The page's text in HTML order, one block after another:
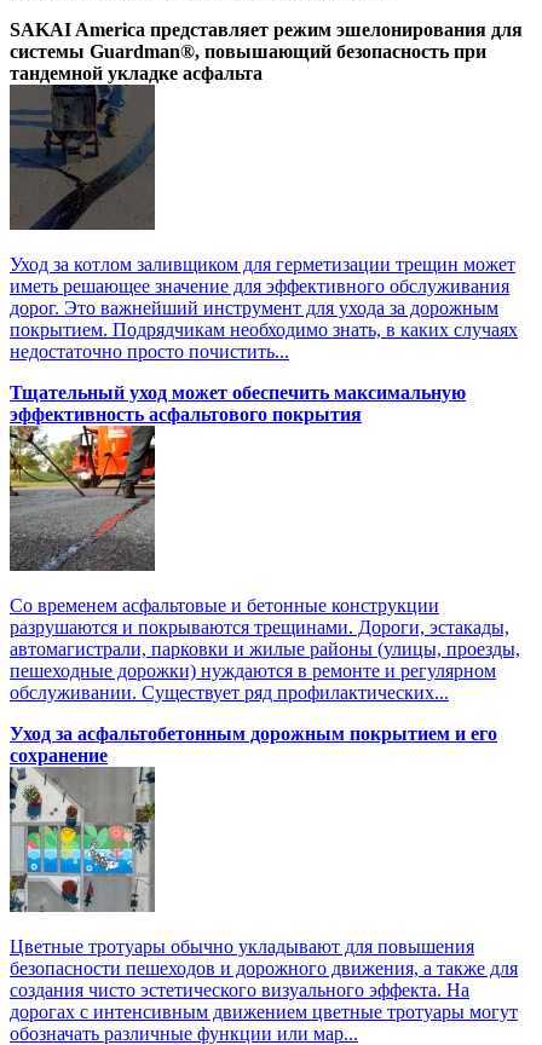
SAKAI America представляет режим эшелонирования для
системы Guardman®, повышающий безопасность при
тандемной укладке асфальта
Уход за котлом заливщиком для герметизации трещин может
иметь решающее значение для эффективного обслуживания
дорог. Это важнейший инструмент для ухода за дорожным
покрытием. Подрядчикам необходимо знать, в каких случаях
недостаточно просто почистить...
Тщательный уход может обеспечить максимальную
эффективность асфальтового покрытия
Со временем асфальтовые и бетонные конструкции
разрушаются и покрываются трещинами. Дороги, эстакады,
автомагистрали, парковки и жилые районы (улицы, проезды,
пешеходные дорожки) нуждаются в ремонте и регулярном
обслуживании. Существует ряд профилактических...
Уход за асфальтобетонным дорожным покрытием и его
сохранение
Цветные тротуары обычно укладывают для повышения
безопасности пешеходов и дорожного движения, а также для
создания чисто эстетического визуального эффекта. На
дорогах с интенсивным движением цветные тротуары могут
обозначать различные функции или мар...